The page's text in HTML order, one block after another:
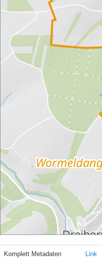
Komplett Metadaten Link